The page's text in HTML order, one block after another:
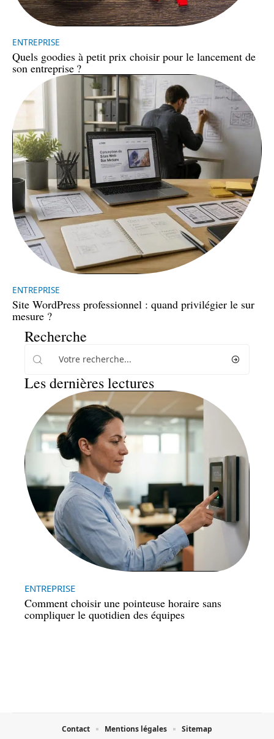
ENTREPRISE
Quels goodies à petit prix choisir pour le lancement de
son entreprise ?
ENTREPRISE
Site WordPress professionnel : quand privilégier le sur
mesure ?
Recherche
Les dernières lectures
ENTREPRISE
Comment choisir une pointeuse horaire sans
compliquer le quotidien des équipes
Contact Mentions légales Sitemap